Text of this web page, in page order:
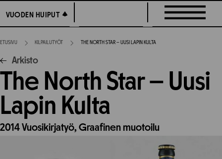
suoraan
sisältöön
VUODEN HUIPUT
VUODEN HUIPUT
ETUSIVU KILPAILUTYÖT THE NORTH STAR – UUSI LAPIN KULTA
Arkisto
The North Star – Uusi
Lapin Kulta
2014Vuosikirjatyö, Graafinen muotoilu